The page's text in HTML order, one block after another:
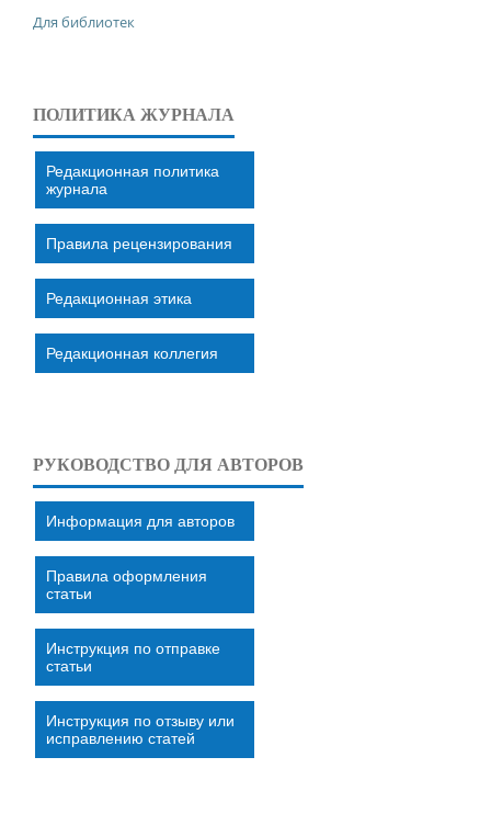
Для библиотек
ПОЛИТИКА ЖУРНАЛА
Редакционная политика
журнала
Правила рецензирования
Редакционная этика
Редакционная коллегия
РУКОВОДСТВО ДЛЯ АВТОРОВ
Информация для авторов
Правила оформления
статьи
Инструкция по отправке
статьи
Инструкция по отзыву или
исправлению статей